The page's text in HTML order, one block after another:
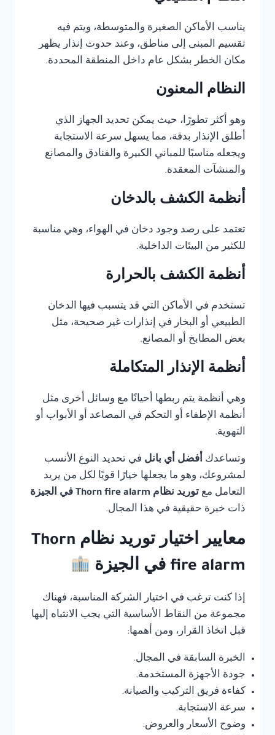
يناسب الأماكن الصغيرة والمتوسطة، ويتم فيه
تقسيم المبنى إلى مناطق، وعند حدوث إنذار يظهر
مكان الخطر بشكل عام داخل المنطقة المحددة.
النظام المعنون
وهو أكثر تطورًا، حيث يمكن تحديد الجهاز الذي
أطلق الإنذار بدقة، مما يسهل سرعة الاستجابة
ويجعله مناسبًا للمباني الكبيرة والفنادق والمصانع
والمنشآت المعقدة.
أنظمة الكشف بالدخان
تعتمد على رصد وجود دخان في الهواء، وهي مناسبة
للكثير من البيئات الداخلية.
أنظمة الكشف بالحرارة
تستخدم في الأماكن التي قد يتسبب فيها الدخان
الطبيعي أو البخار في إنذارات غير صحيحة، مثل
بعض المطابخ أو المصانع.
أنظمة الإنذار المتكاملة
وهي أنظمة يتم ربطها أحيانًا مع وسائل أخرى مثل
أنظمة الإطفاء أو التحكم في المصاعد أو الأبواب أو
التهوية.
وتساعدك أفضل أي بانل في تحديد النوع الأنسب
لمشروعك، وهو ما يجعلها خيارًا قويًا لكل من يريد
التعامل مع توريد نظام Thorn fire alarm في الجيزة
ذات خبرة حقيقية في هذا المجال.
معايير اختيار توريد نظام Thorn
fire alarm في الجيزة
إذا كنت ترغب في اختيار الشركة المناسبة، فهناك
مجموعة من النقاط الأساسية التي يجب الانتباه إليها
قبل اتخاذ القرار، ومن أهمها:
الخبرة السابقة في المجال.
جودة الأجهزة المستخدمة.
كفاءة فريق التركيب والصيانة.
سرعة الاستجابة.
وضوح الأسعار والعروض.